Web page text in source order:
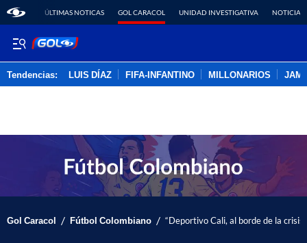
ÚLTIMAS NOTICAS GOL CARACOL UNIDAD INVESTIGATIVA NOTICIAS
Tendencias: LUIS DÍAZ FIFA-INFANTINO MILLONARIOS
Gol Caracol / Fútbol Colombiano / “Deportivo Cali, al borde de la